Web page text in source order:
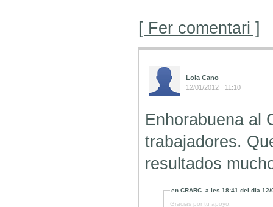
[ Fer comentari ]
Lola Cano
12/01/2012
11:10
Enhorabuena al
trabajadores.
resultados
enCRARC a les18:41 del dia12/
Gracias por tu apoyo.